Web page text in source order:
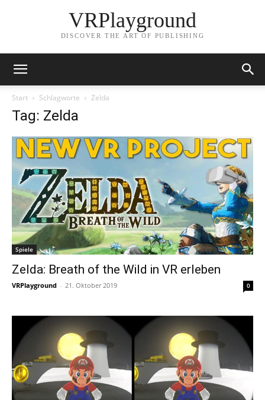
VRPlayground
DISCOVER THE ART OF PUBLISHING
Start Schlagworte Zelda
Tag: Zelda
Spiele
Zelda: Breath of the Wild in VR erleben
VRPlayground - 21. Oktober 2019 0